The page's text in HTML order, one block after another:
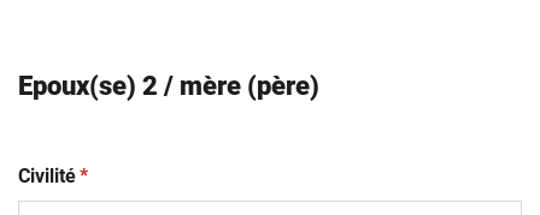
Epoux(se) 2 / mère (père)
Civilité(obligatoire)
*